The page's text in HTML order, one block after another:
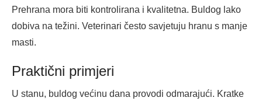
Prehrana mora biti kontrolirana i kvalitetna. Buldog lako
dobiva na težini. Veterinari često savjetuju hranu s manje
masti.
Praktični primjeri
U stanu, buldog većinu dana provodi odmarajući. Kratke